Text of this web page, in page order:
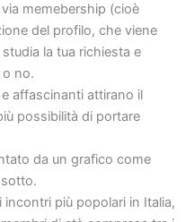
memebership (cioè
del profilo, che viene
la tua richiesta e
no.
affascinanti attirano il
possibilità di portare
da un grafico come
incontri più popolari in Italia,